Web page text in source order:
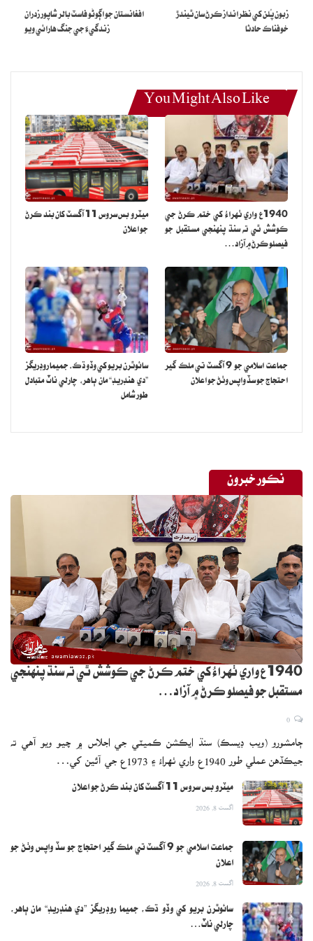
زبون پُلن کي نظرانداز ڪرڻ سان ٿيندڙ
خوفناڪ حادثا
افغانستان جو اڳوڻو فاسٽ بالر شاپور زدران
زندگيءَ جي جنگ هارائي ويو
You Might Also Like
1940ع واري ٺهراءُ کي ختم ڪرڻ جي
ڪوشش ٿي ته سنڌ پنهنجي مستقبل جو
فيصلو ڪرڻ ۾ آزاد…
ميٽرو بس سروس 11 آگسٽ کان بند ڪرڻ
جو اعلان
جماعت اسلامي جو 9 آگسٽ تي ملڪ گير
احتجاج جو سڏ واپس وٺڻ جو اعلان
سائوٿرن بريو کي وڏو ڌڪ، جميما روڊريگز
”دي هنڊريڊ“ مان ٻاهر، چارلي ناٽ متبادل
طور شامل
نڪور خبرون
1940ع واري ٺهراءُ کي ختم ڪرڻ جي ڪوشش ٿي ته سنڌ پنهنجي
مستقبل جو فيصلو ڪرڻ ۾ آزاد…
ڄامشورو (ويب ڊيسڪ) سنڌ ايڪشن ڪميٽي جي اجلاس ۾ چيو ويو آهي ته
جيڪڏهن عملي طور 1940ع واري ٺهراءُ ۽ 1973ع جي آئين کي…
ميٽرو بس سروس 11 آگسٽ کان بند ڪرڻ جو اعلان
اگست 8, 2026
جماعت اسلامي جو 9 آگسٽ تي ملڪ گير احتجاج جو سڏ واپس وٺڻ جو
اعلان
اگست 8, 2026
سائوٿرن بريو کي وڏو ڌڪ، جميما روڊريگز ”دي هنڊريڊ“ مان ٻاهر،
چارلي ناٽ…